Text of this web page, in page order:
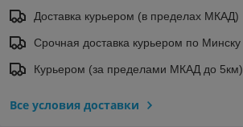
Доставка курьером (в пределах МКАД)
Срочная доставка курьером по Минску
Курьером (за пределами МКАД до 5км)
Все условия доставки